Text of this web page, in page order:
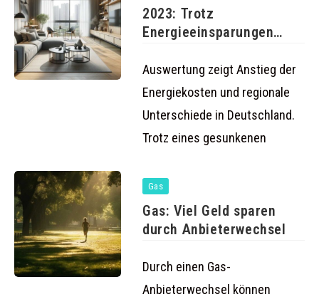
2023: Trotz
Energieeinsparungen
Nachzahlungen für
Haushalte
Auswertung zeigt Anstieg der
Energiekosten und regionale
Unterschiede in Deutschland.
Trotz eines gesunkenen
Gas
Gas: Viel Geld sparen
durch Anbieterwechsel
Durch einen Gas-
Anbieterwechsel können